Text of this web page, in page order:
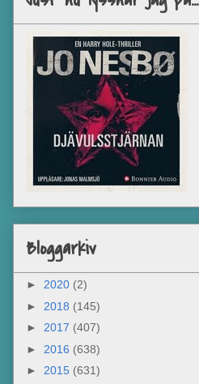
Bloggarkiv
► 2020 (2)
► 2018 (145)
► 2017 (407)
► 2016 (638)
► 2015 (631)